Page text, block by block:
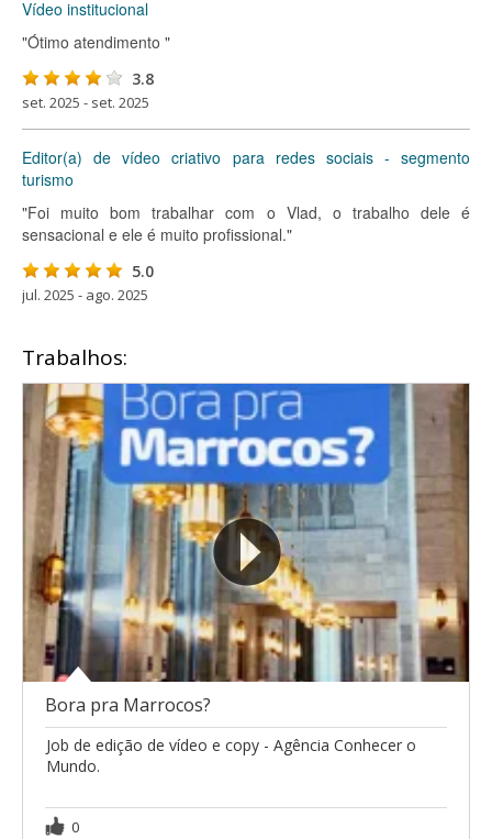
Vídeo institucional
"Ótimo atendimento "
3.8
set. 2025 - set. 2025
Editor(a) de vídeo criativo para redes sociais - segmento
turismo
"Foi muito bom trabalhar com o Vlad, o trabalho dele é
sensacional e ele é muito profissional."
5.0
jul. 2025 - ago. 2025
Trabalhos:
Bora pra Marrocos?
Job de edição de vídeo e copy - Agência Conhecer o
Mundo.
0